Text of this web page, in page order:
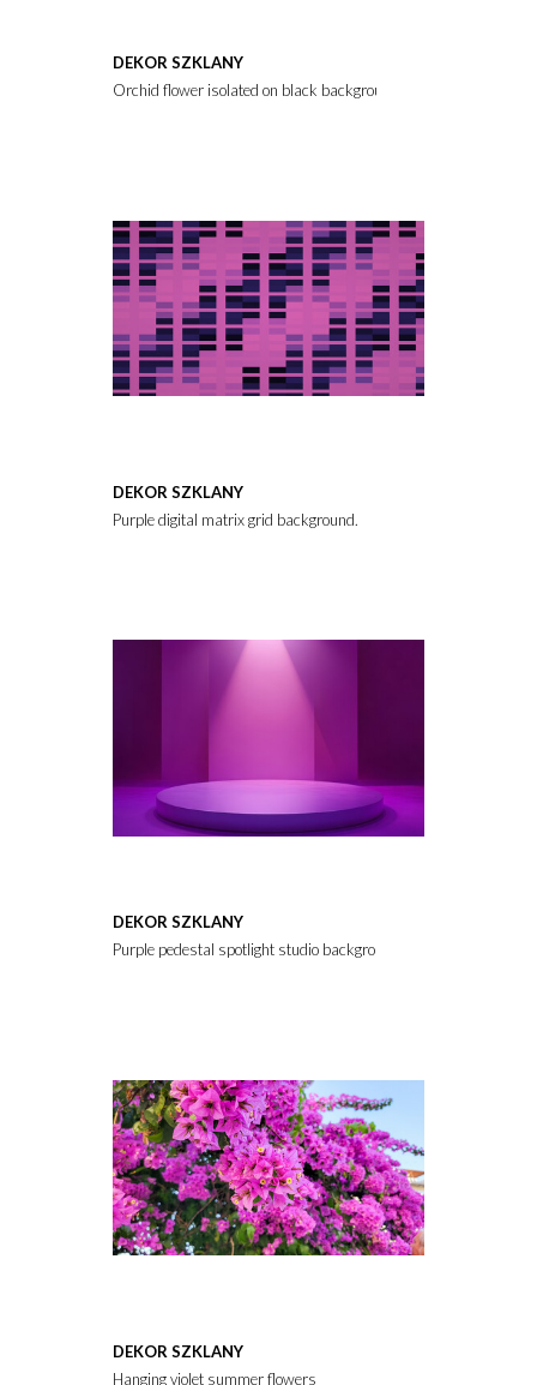
DEKOR SZKLANY
Orchid flower isolated on black background.
DEKOR SZKLANY
Purple digital matrix grid background.
DEKOR SZKLANY
Purple pedestal spotlight studio background.
DEKOR SZKLANY
Hanging violet summer flowers